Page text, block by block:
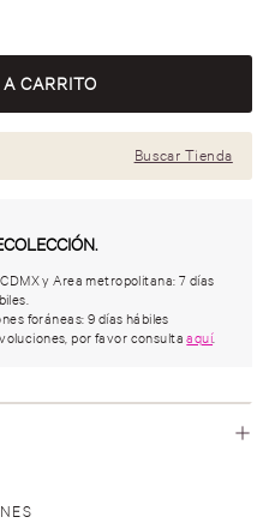
Buscar Tienda
y Area metropolitana: 7 días
foráneas: 9 días hábiles
por favor consultaaquí.